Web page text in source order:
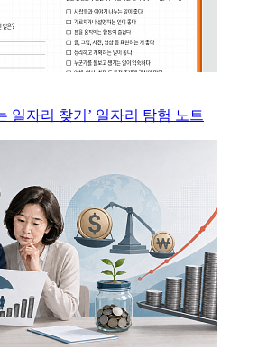
일자리 찾기’ 일자리 탐험 노트